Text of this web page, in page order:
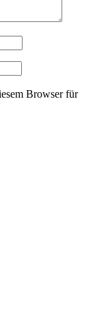
Browser für